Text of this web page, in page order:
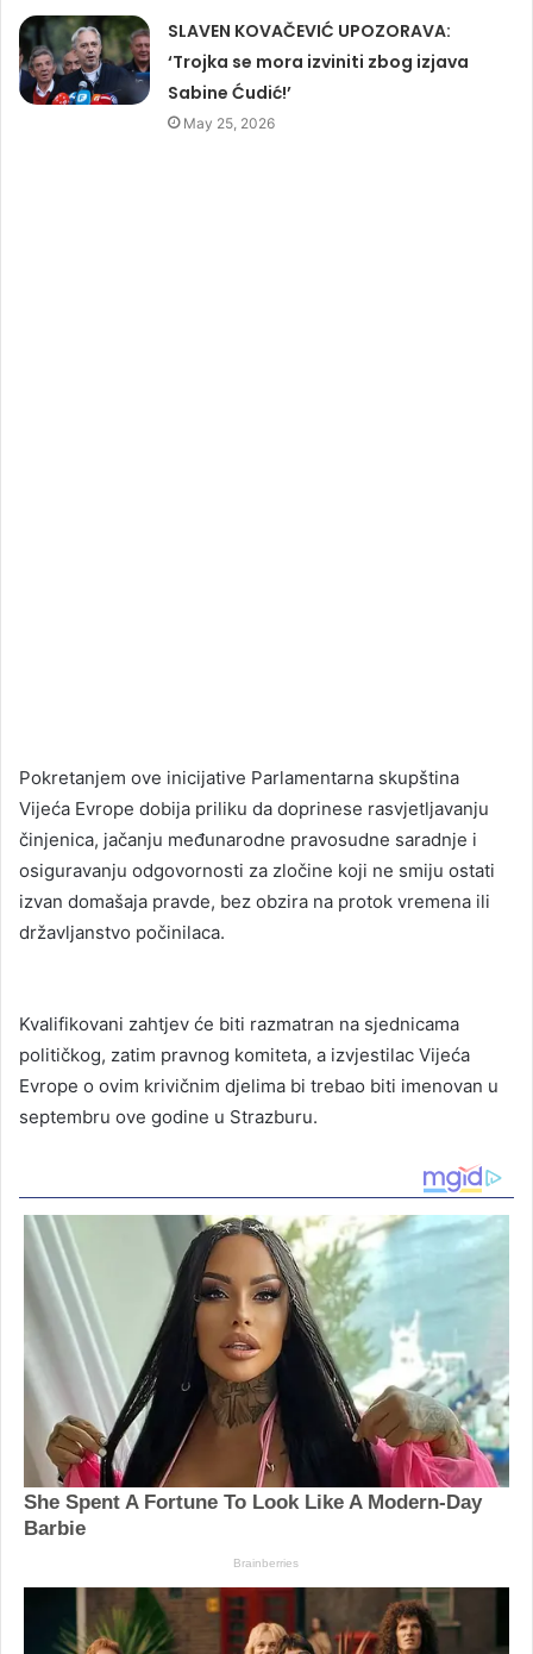
SLAVEN KOVAČEVIĆ UPOZORAVA:
‘Trojka se mora izviniti zbog izjava
Sabine Ćudić!’
May 25, 2026
Pokretanjem ove inicijative Parlamentarna skupština
Vijeća Evrope dobija priliku da doprinese rasvjetljavanju
činjenica, jačanju međunarodne pravosudne saradnje i
osiguravanju odgovornosti za zločine koji ne smiju ostati
izvan domašaja pravde, bez obzira na protok vremena ili
državljanstvo počinilaca.
Kvalifikovani zahtjev će biti razmatran na sjednicama
političkog, zatim pravnog komiteta, a izvjestilac Vijeća
Evrope o ovim krivičnim djelima bi trebao biti imenovan u
septembru ove godine u Strazburu.